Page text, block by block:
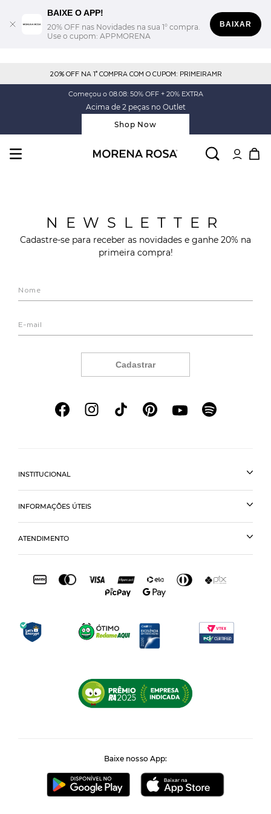
BAIXE O APP!
20% OFF nas Novidades na sua 1° compra.
Use o cupom: APPMORENA
BAIXAR
20% OFF NA 1° COMPRA COM O CUPOM: PRIMEIRAMR
Começou o 08.08: 50% OFF + 20% EXTRA
Acima de 2 peças no Outlet
Shop Now
NEWSLETTER
Cadastre-se para receber as novidades e ganhe 20% na
primeira compra!
Cadastrar
INSTITUCIONAL
INFORMAÇÕES ÚTEIS
ATENDIMENTO
Baixe nosso App: